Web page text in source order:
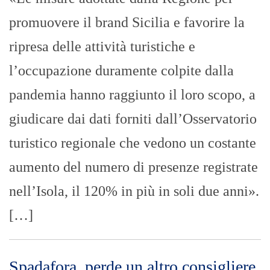
promuovere il brand Sicilia e favorire la
ripresa delle attività turistiche e
l’occupazione duramente colpite dalla
pandemia hanno raggiunto il loro scopo, a
giudicare dai dati forniti dall’Osservatorio
turistico regionale che vedono un costante
aumento del numero di presenze registrate
nell’Isola, il 120% in più in soli due anni».
[…]